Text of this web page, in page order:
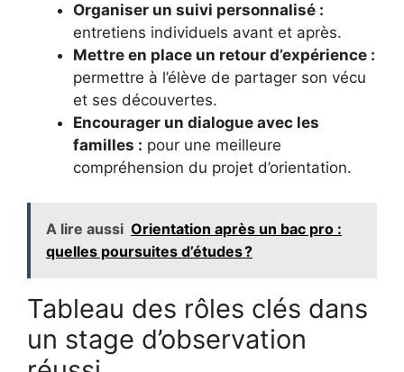
Organiser un suivi personnalisé :
entretiens individuels avant et après.
Mettre en place un retour d’expérience :
permettre à l’élève de partager son vécu
et ses découvertes.
Encourager un dialogue avec les
familles : pour une meilleure
compréhension du projet d’orientation.
A lire aussi Orientation après un bac pro :
quelles poursuites d’études ?
Tableau des rôles clés dans
un stage d’observation